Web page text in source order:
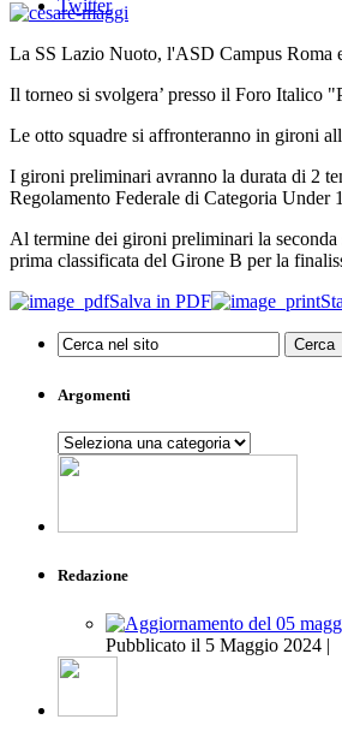
Twitter
La SS Lazio Nuoto, l'ASD Campus Roma
Il torneo si svolgera’ presso il Foro Italico
Le otto squadre si affronteranno in gironi
I gironi preliminari avranno la durata di 2
Regolamento Federale di Categoria Under
Al termine dei gironi preliminari la
prima classificata del Girone B per la
Salva in PDF
Argomenti
Argomenti
Redazione
Pubblicato il 5 Maggio 2024 |